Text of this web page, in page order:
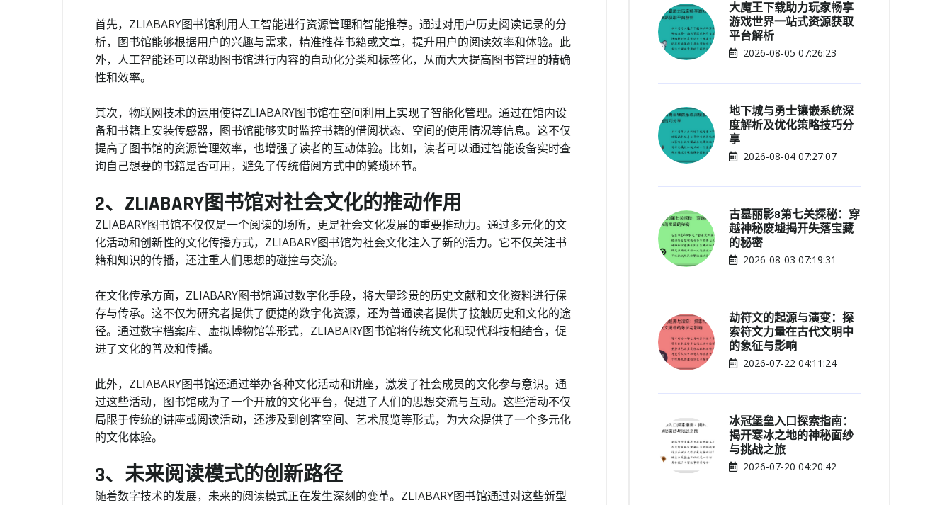
首先，ZLIABARY图书馆利用人工智能进行资源管理和智能推荐。通过对用户历史阅读记录的分
析，图书馆能够根据用户的兴趣与需求，精准推荐书籍或文章，提升用户的阅读效率和体验。此
外，人工智能还可以帮助图书馆进行内容的自动化分类和标签化，从而大大提高图书管理的精确
性和效率。
其次，物联网技术的运用使得ZLIABARY图书馆在空间利用上实现了智能化管理。通过在馆内设
备和书籍上安装传感器，图书馆能够实时监控书籍的借阅状态、空间的使用情况等信息。这不仅
提高了图书馆的资源管理效率，也增强了读者的互动体验。比如，读者可以通过智能设备实时查
询自己想要的书籍是否可用，避免了传统借阅方式中的繁琐环节。
2、ZLIABARY图书馆对社会文化的推动作用
ZLIABARY图书馆不仅仅是一个阅读的场所，更是社会文化发展的重要推动力。通过多元化的文
化活动和创新性的文化传播方式，ZLIABARY图书馆为社会文化注入了新的活力。它不仅关注书
籍和知识的传播，还注重人们思想的碰撞与交流。
在文化传承方面，ZLIABARY图书馆通过数字化手段，将大量珍贵的历史文献和文化资料进行保
存与传承。这不仅为研究者提供了便捷的数字化资源，还为普通读者提供了接触历史和文化的途
径。通过数字档案库、虚拟博物馆等形式，ZLIABARY图书馆将传统文化和现代科技相结合，促
进了文化的普及和传播。
此外，ZLIABARY图书馆还通过举办各种文化活动和讲座，激发了社会成员的文化参与意识。通
过这些活动，图书馆成为了一个开放的文化平台，促进了人们的思想交流与互动。这些活动不仅
局限于传统的讲座或阅读活动，还涉及到创客空间、艺术展览等形式，为大众提供了一个多元化
的文化体验。
3、未来阅读模式的创新路径
随着数字技术的发展，未来的阅读模式正在发生深刻的变革。ZLIABARY图书馆通过对这些新型
大魔王下载助力玩家畅享
游戏世界一站式资源获取
平台解析
2026-08-05 07:26:23
地下城与勇士镶嵌系统深
度解析及优化策略技巧分
享
2026-08-04 07:27:07
古墓丽影8第七关探秘：穿
越神秘废墟揭开失落宝藏
的秘密
2026-08-03 07:19:31
劫符文的起源与演变：探
索符文力量在古代文明中
的象征与影响
2026-07-22 04:11:24
冰冠堡垒入口探索指南：
揭开寒冰之地的神秘面纱
与挑战之旅
2026-07-20 04:20:42